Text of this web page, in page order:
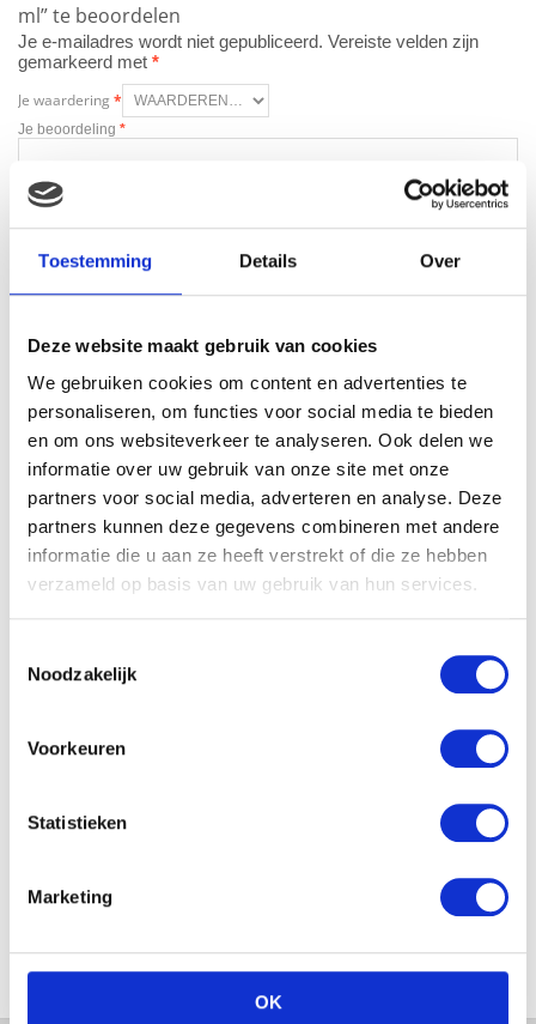
Toestemming Details Over
Deze website maakt gebruik van cookies
We gebruiken cookies om content en advertenties te
personaliseren, om functies voor social media te bieden
en om ons websiteverkeer te analyseren. Ook delen we
informatie over uw gebruik van onze site met onze
partners voor social media, adverteren en analyse. Deze
partners kunnen deze gegevens combineren met andere
informatie die u aan ze heeft verstrekt of die ze hebben
verzameld op basis van uw gebruik van hun services.
Noodzakelijk
Voorkeuren
Statistieken
Marketing
OK
ml” te beoordelen
Je e-mailadres wordt niet gepubliceerd. Vereiste velden zijn
gemarkeerd met *
Je waardering *
Je beoordeling *
Naam *
Gerelateerde producten
Shampoo
Aanbieding!
Pampers
Active Fit
Midi 3 48ST